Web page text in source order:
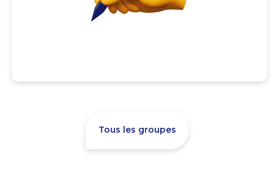
Tous les groupes